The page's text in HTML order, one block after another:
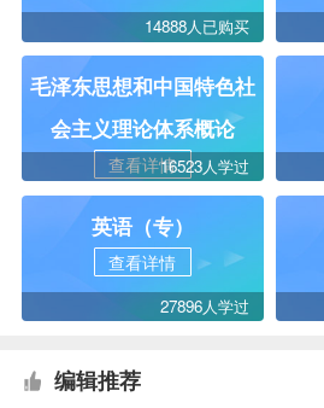
14888人已购买
毛泽东思想和中国特色社
会主义理论体系概论
查看详情16523人学过
英语（专）
查看详情
27896人学过
编辑推荐